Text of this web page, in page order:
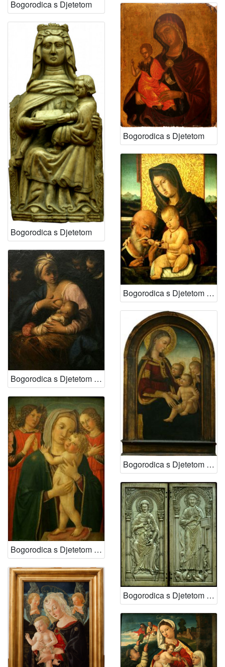
Bogorodica s Djetetom
Bogorodica s Djetetom
Bogorodica s Djetetom
Bogorodica s Djetetom i anđelima
Bogorodica s Djetetom i donatorom
Bogorodica s Djetetom i dva anđela
Bogorodica s Djetetom i dva anđela
Bogorodica s Djetetom i Krist